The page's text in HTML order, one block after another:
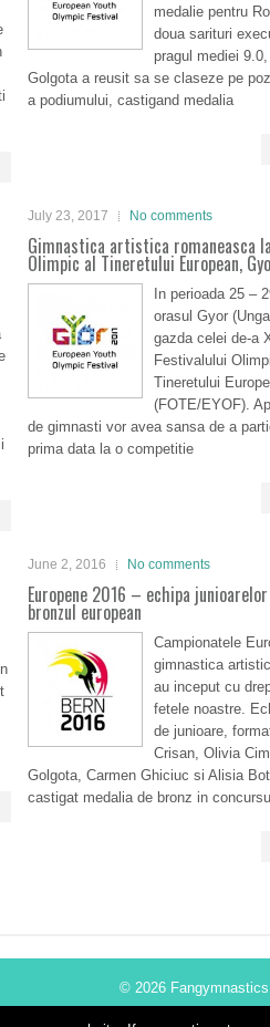
medalie pentru
doua sarituri
pragul mediei
Golgota a reusit sa se claseze pe
a podiumului, castigand medalia
July 23, 2017 No comments
Gimnastica artistica romaneasca
Olimpic al Tineretului European,
In perioada 25 –
orasul Gyor
gazda celei de-a
Festivalului
Tineretului
(FOTE/EYOF).
de gimnasti vor avea sansa de a
prima data la o competitie
June 2, 2016 No comments
Europene 2016 – echipa
bronzul european
Campionatele
gimnastica
au inceput cu
fetele noastre.
de junioare,
Crisan, Olivia
Golgota, Carmen Ghiciuc si Alisia
castigat medalia de bronz in
© 2026 Fangymnastics